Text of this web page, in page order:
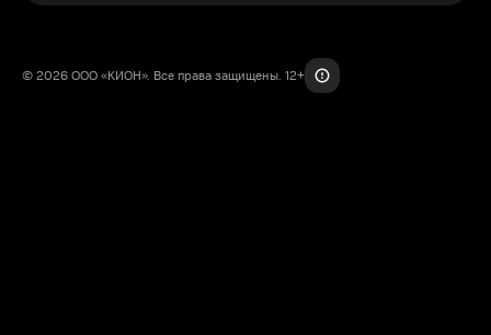
© 2026 ООО «КИОН». Все права защищены. 12+